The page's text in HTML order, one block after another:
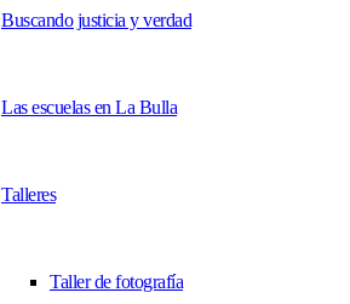
Buscando justicia y verdad
Las escuelas en La Bulla
Talleres
Taller de fotografía